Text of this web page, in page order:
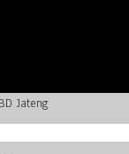
Jateng